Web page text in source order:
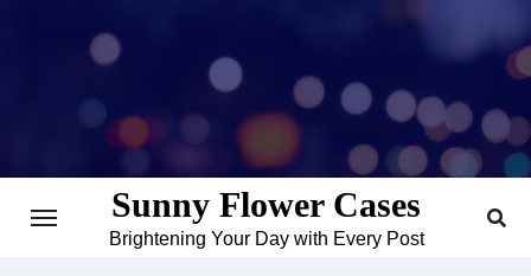
Sunny Flower Cases
Brightening Your Day with Every Post